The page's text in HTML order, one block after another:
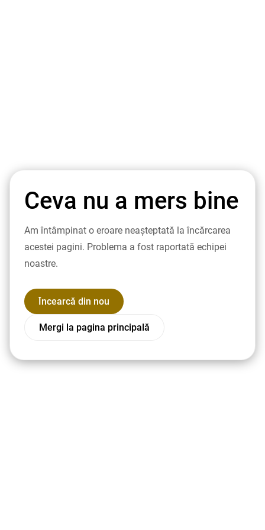
Ceva nu a mers bine
Am întâmpinat o eroare neașteptată la încărcarea
acestei pagini. Problema a fost raportată echipei
noastre.
Încearcă din nou
Mergi la pagina principală